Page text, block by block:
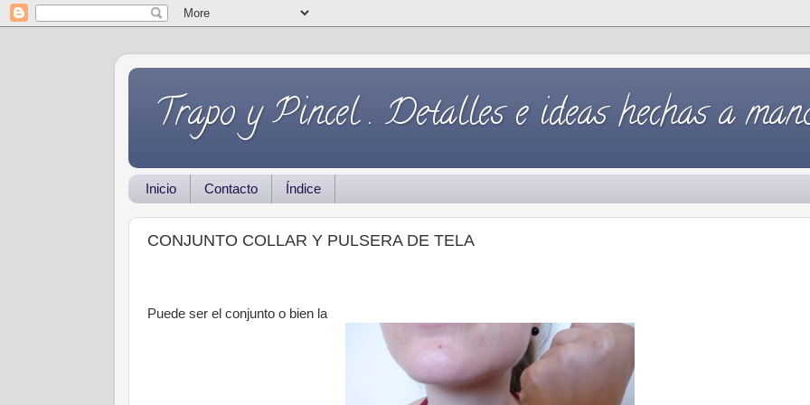
Trapo y Pincel . Detalles e ideas hechas a
Inicio Contacto Índice
CONJUNTO COLLAR Y PULSERA DE TELA
Puede ser el conjunto o bien la